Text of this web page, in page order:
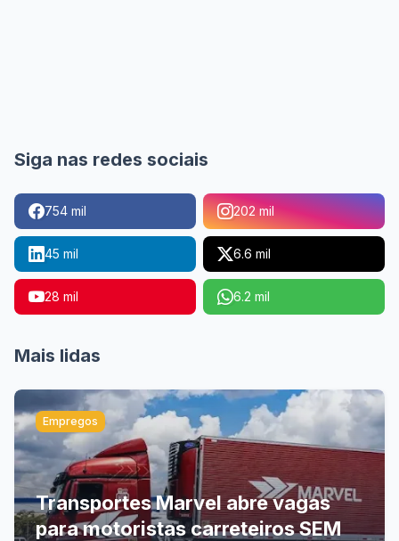
Siga nas redes sociais
754 mil 202 mil
45 mil 6.6 mil
28 mil 6.2 mil
Mais lidas
Empregos
Transportes Marvel abre vagas
para motoristas carreteiros SEM